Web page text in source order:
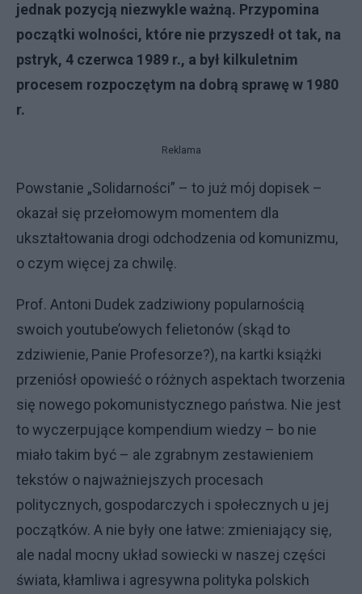
jednak pozycją niezwykle ważną. Przypomina
początki wolności, które nie przyszedł ot tak, na
pstryk, 4 czerwca 1989 r., a był kilkuletnim
procesem rozpoczętym na dobrą sprawę w 1980
r.
Reklama
Powstanie „Solidarności” – to już mój dopisek –
okazał się przełomowym momentem dla
ukształtowania drogi odchodzenia od komunizmu,
o czym więcej za chwilę.
Prof. Antoni Dudek zadziwiony popularnością
swoich youtube’owych felietonów (skąd to
zdziwienie, Panie Profesorze?), na kartki książki
przeniósł opowieść o różnych aspektach tworzenia
się nowego pokomunistycznego państwa. Nie jest
to wyczerpujące kompendium wiedzy – bo nie
miało takim być – ale zgrabnym zestawieniem
tekstów o najważniejszych procesach
politycznych, gospodarczych i społecznych u jej
początków. A nie były one łatwe: zmieniający się,
ale nadal mocny układ sowiecki w naszej części
świata, kłamliwa i agresywna polityka polskich